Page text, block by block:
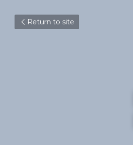
Return to site